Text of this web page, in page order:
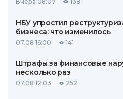
Вчера 08:07 138
НБУ упростил
бизнеса: что изменилось
07.08 16:00 141
Штрафы за финансовые
несколько раз
07.08 12:03 252